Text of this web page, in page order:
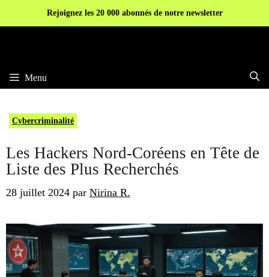
Rejoignez les 20 000 abonnés de notre newsletter
Menu
Cybercriminalité
Les Hackers Nord-Coréens en Tête de
Liste des Plus Recherchés
28 juillet 2024 par Nirina R.